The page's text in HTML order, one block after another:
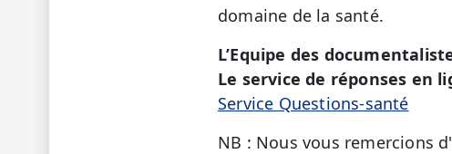
domaine de la santé.
L’Equipe des
Le service de réponses en
Service Questions-santé
NB : Nous vous remercions